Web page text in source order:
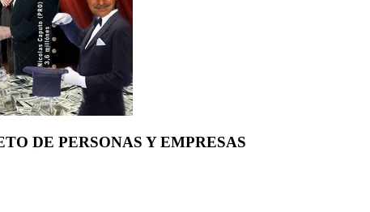
DE PERSONAS Y EMPRESAS